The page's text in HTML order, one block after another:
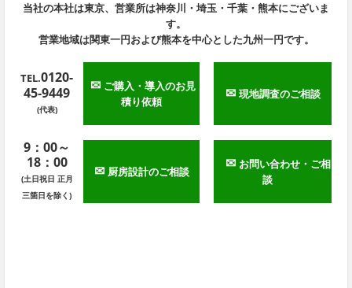
当社の本社は東京、営業所は神奈川・埼玉・千葉・熊本にございま
す。
営業地域は関東一円および熊本を中心とした九州一円です。
TEL.0120-
45-9449
(代表)
✉ ご購入・導入のお見
積り依頼
✉ 現地調査のご相談
9：00～
18：00
(土日祝日 正月
三箇日を除く)
✉ 厨房設計のご相談 ✉ お問い合わせ・ご相
談